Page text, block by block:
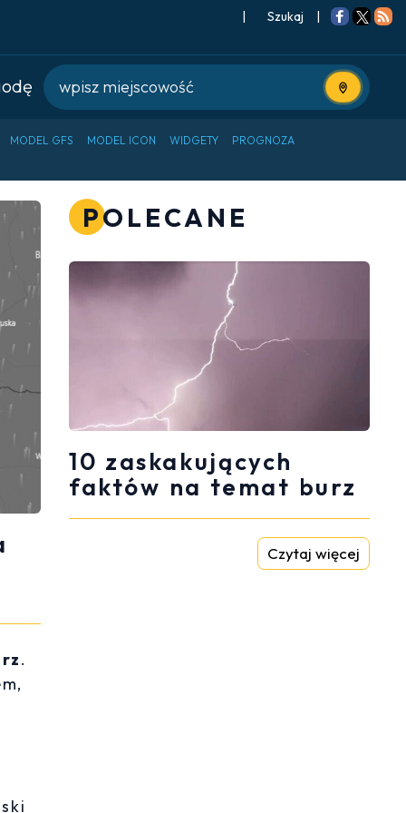
| |
Użyj
MODEL GFS MODEL ICON WIDGETY PROGNOZA
.
POLECANE
10 zaskakujących
faktów na temat burz
Czytaj więcej